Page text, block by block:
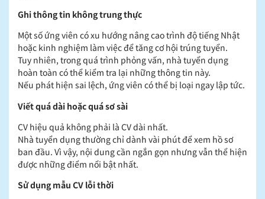
Ghi thông tin không trung thực
Một số ứng viên có xu hướng nâng cao trình độ tiếng Nhật
hoặc kinh nghiệm làm việc để tăng cơ hội trúng tuyển.
Tuy nhiên, trong quá trình phỏng vấn, nhà tuyển dụng
hoàn toàn có thể kiểm tra lại những thông tin này.
Nếu phát hiện sai lệch, ứng viên có thể bị loại ngay lập tức.
Viết quá dài hoặc quá sơ sài
CV hiệu quả không phải là CV dài nhất.
Nhà tuyển dụng thường chỉ dành vài phút để xem hồ sơ
ban đầu. Vì vậy, nội dung cần ngắn gọn nhưng vẫn thể hiện
được những điểm nổi bật nhất.
Sử dụng mẫu CV lỗi thời